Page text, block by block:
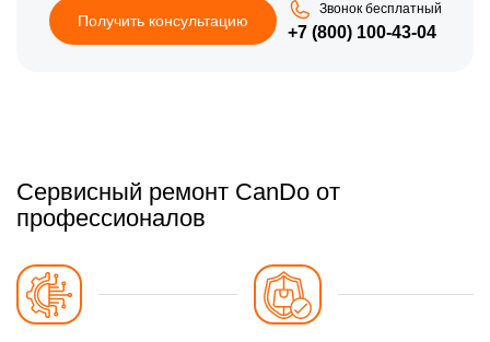
Получить консультацию
Звонок бесплатный
+7 (800) 100-43-04
Сервисный ремонт CanDo от
профессионалов